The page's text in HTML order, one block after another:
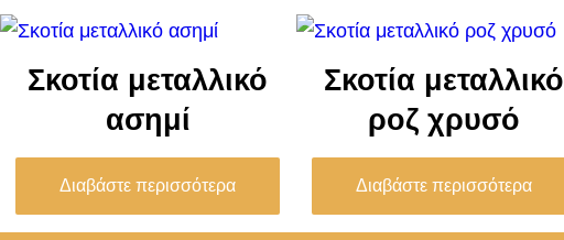
Σκοτία μεταλλικό
ασημί
Διαβάστε περισσότερα
Σκοτία μεταλλικό
ροζ χρυσό
Διαβάστε περισσότερα